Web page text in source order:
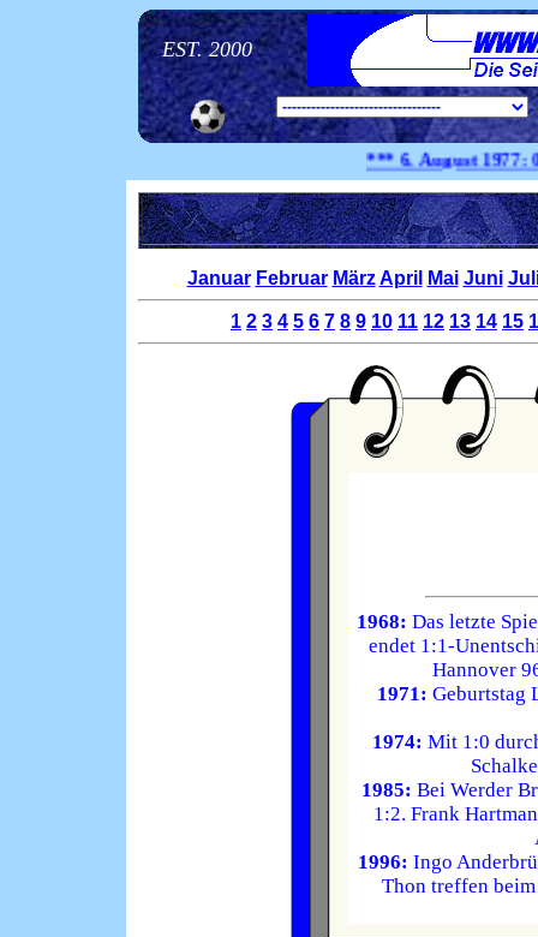
EST. 2000
*** 6. August1977:0:0
Januar Februar März April Mai Juni
1 2 3 4 5 6 7 8 9 10 11 12 13 14 15
1968: Das letzte
endet 1:1-
Hannover
1971: Geburtstag
1974: Mit 1:0
1985: Bei Werder
1:2. Frank
1996: Ingo
Thon treffen